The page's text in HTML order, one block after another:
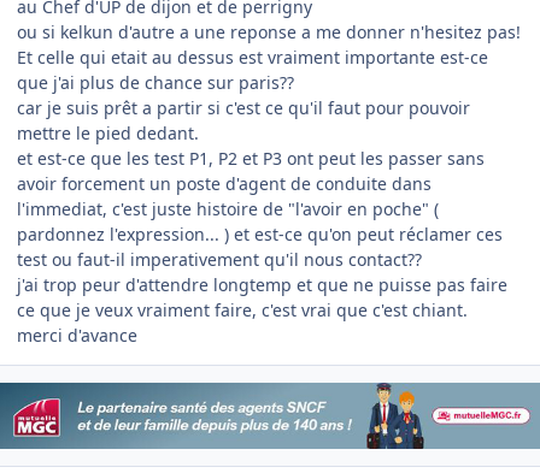
au Chef d'UP de dijon et de perrigny
ou si kelkun d'autre a une reponse a me donner n'hesitez pas!
Et celle qui etait au dessus est vraiment importante est-ce
que j'ai plus de chance sur paris??
car je suis prêt a partir si c'est ce qu'il faut pour pouvoir
mettre le pied dedant.
et est-ce que les test P1, P2 et P3 ont peut les passer sans
avoir forcement un poste d'agent de conduite dans
l'immediat, c'est juste histoire de "l'avoir en poche" (
pardonnez l'expression... ) et est-ce qu'on peut réclamer ces
test ou faut-il imperativement qu'il nous contact??
j'ai trop peur d'attendre longtemp et que ne puisse pas faire
ce que je veux vraiment faire, c'est vrai que c'est chiant.
merci d'avance